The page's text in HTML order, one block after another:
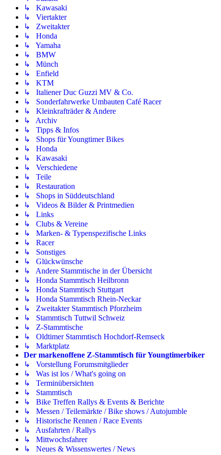
↳ Kawasaki
↳ Viertakter
↳ Zweitakter
↳ Honda
↳ Yamaha
↳ BMW
↳ Münch
↳ Enfield
↳ KTM
↳ Italiener Duc Guzzi MV & Co.
↳ Sonderfahrwerke Umbauten Café Racer
↳ Kleinkrafträder & Andere
↳ Archiv
↳ Tipps & Infos
↳ Shops für Youngtimer Bikes
↳ Honda
↳ Kawasaki
↳ Verschiedene
↳ Teile
↳ Restauration
↳ Shops in Süddeutschland
↳ Videos & Bilder & Printmedien
↳ Links
↳ Clubs & Vereine
↳ Marken- & Typenspezifische Links
↳ Racer
↳ Sonstiges
↳ Glückwünsche
↳ Andere Stammtische in der Übersicht
↳ Honda Stammtisch Heilbronn
↳ Honda Stammtisch Stuttgart
↳ Honda Stammtisch Rhein-Neckar
↳ Zweitakter Stammtisch Pforzheim
↳ Stammtisch Tuttwil Schweiz
↳ Z-Stammtische
↳ Oldtimer Stammtisch Hochdorf-Remseck
↳ Marktplatz
Der markenoffene Z-Stammtisch für Youngtimerbiker
↳ Vorstellung Forumsmitglieder
↳ Was ist los / What's going on
↳ Terminübersichten
↳ Stammtisch
↳ Bike Treffen Rallys & Events & Berichte
↳ Messen / Teilemärkte / Bike shows / Autojumble
↳ Historische Rennen / Race Events
↳ Ausfahrten / Rallys
↳ Mittwochsfahrer
↳ Neues & Wissenswertes / News